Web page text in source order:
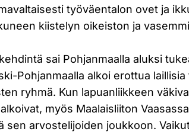
työväentalon ovet ja
kiistelyn oikeiston ja
sai Pohjanmaalla aluksi
Pohjanmaalla alkoi erottua
ryhmä. Kun lapuanliikkeen
myös Maalaisliiton
sen arvostelijoiden joukkoon.